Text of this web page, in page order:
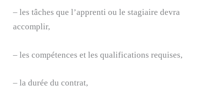
– les tâches que l’apprenti ou le stagiaire devra
accomplir,
– les compétences et les qualifications requises,
– la durée du contrat,